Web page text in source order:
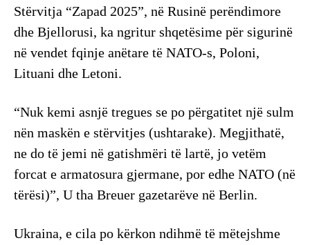
Stërvitja “Zapad 2025”, në Rusinë perëndimore
dhe Bjellorusi, ka ngritur shqetësime për sigurinë
në vendet fqinje anëtare të NATO-s, Poloni,
Lituani dhe Letoni.
“Nuk kemi asnjë tregues se po përgatitet një sulm
nën maskën e stërvitjes (ushtarake). Megjithatë,
ne do të jemi në gatishmëri të lartë, jo vetëm
forcat e armatosura gjermane, por edhe NATO (në
tërësi)”, U tha Breuer gazetarëve në Berlin.
Ukraina, e cila po kërkon ndihmë të mëtejshme